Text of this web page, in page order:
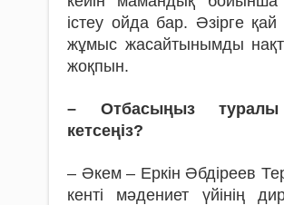
істеу ойда бар. Әзірге
жұмыс жасайтынымды
жоқпын.
– Отбасыңыз
кетсеңіз?
– Әкем – Еркін Әбдіреев
кенті мәдениет үйінің